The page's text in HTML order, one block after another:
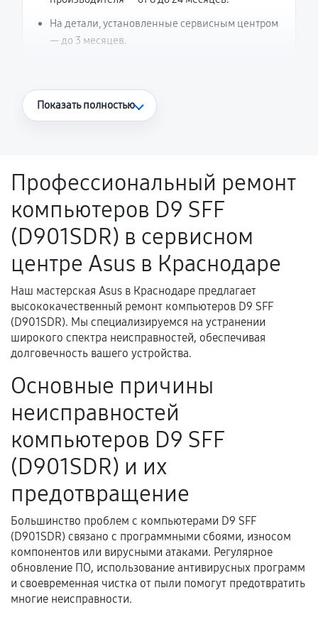
На детали, установленные сервисным центром
— до 3 месяцев.
Что считается гарантийным случаем
Поломка установленной детали при
нормальной эксплуатации в течение
гарантийного срока.
Несоответствие комплектующей заявленным
техническим характеристикам.
Документы для подтверждения
гарантии
Акт выполненных работ с датой, перечнем
услуг и сроком гарантии.
Документы на установленные комплектующие
и кассовый чек.
Расширенная гарантия
В некоторых случаях возможно оформление
расширенной гарантии. Стоимость, сроки и
условия продления согласовываются отдельно и
фиксируются в документах.
Показать полностью
Профессиональный ремонт
компьютеров D9 SFF
(D901SDR) в сервисном
центре Asus в Краснодаре
Наш мастерская Asus в Краснодаре предлагает
высококачественный ремонт компьютеров D9 SFF
(D901SDR). Мы специализируемся на устранении
широкого спектра неисправностей, обеспечивая
долговечность вашего устройства.
Основные причины
неисправностей
компьютеров D9 SFF
(D901SDR) и их
предотвращение
Большинство проблем с компьютерами D9 SFF
(D901SDR) связано с программными сбоями, износом
компонентов или вирусными атаками. Регулярное
обновление ПО, использование антивирусных программ
и своевременная чистка от пыли помогут предотвратить
многие неисправности.